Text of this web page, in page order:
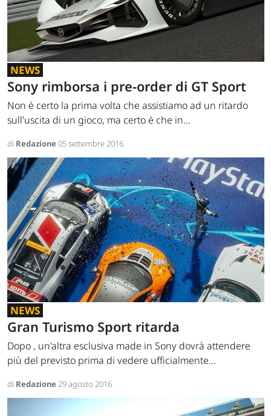
NEWS
Sony rimborsa i pre-order di GT Sport
Non è certo la prima volta che assistiamo ad un ritardo
sull'uscita di un gioco, ma certo è che in...
di Redazione05 settembre 2016
NEWS
Gran Turismo Sport ritarda
Dopo , un'altra esclusiva made in Sony dovrà attendere
più del previsto prima di vedere ufficialmente...
di Redazione29 agosto 2016